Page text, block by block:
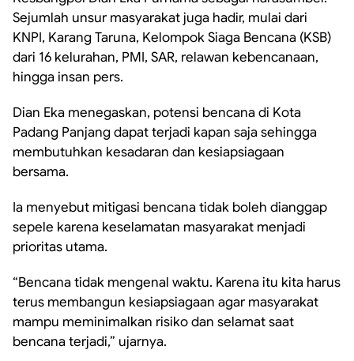
Sejumlah unsur masyarakat juga hadir, mulai dari
KNPI, Karang Taruna, Kelompok Siaga Bencana (KSB)
dari 16 kelurahan, PMI, SAR, relawan kebencanaan,
hingga insan pers.
Dian Eka menegaskan, potensi bencana di Kota
Padang Panjang dapat terjadi kapan saja sehingga
membutuhkan kesadaran dan kesiapsiagaan
bersama.
Ia menyebut mitigasi bencana tidak boleh dianggap
sepele karena keselamatan masyarakat menjadi
prioritas utama.
“Bencana tidak mengenal waktu. Karena itu kita harus
terus membangun kesiapsiagaan agar masyarakat
mampu meminimalkan risiko dan selamat saat
bencana terjadi,” ujarnya.